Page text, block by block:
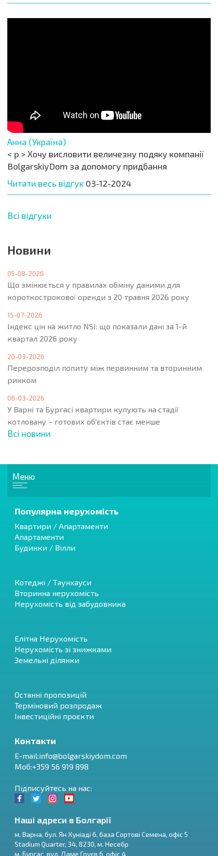
Анна (Україна)
< p > Хочу висловити величезну подяку компанії
BolgarskiyDom за допомогу придбання
Читати весь відгук 03-12-2024
Всі відгуки
Новини
05-08-2026
Що змінюється у правилах обміну даними для
короткострокової оренди з 20 травня 2026 року
15-07-2026
Індекс цін на житло NSI: що показали дані за 1-й
квартал 2026 року
20-03-2026
Перерозподіл попиту між первинним та вторинним
ринком
06-03-2026
У Варні та Бургасі квартири купують на стадії
котловану – готових об'єктів стає менше
Всі новини
Меню
Популярна нерухомість
Квартири / Апартаменти
Апартаменти
Будинки / Вілли
Котеджі / Таунхауси
Вторинна нерухомість
Нерухомість від забудовника
Елітна Нерухомість
Нерухомість зі знижками
Земельні ділянки
Останні пропозицій
Терміновий розпродаж
Інвестиційні проєкти
Контакти
E-mail:info@bolgarskiydom.com
Моб:+359 56 919 898
Підписуйтесь на нас:
Наші адреси в Болгарії
м. Варна, бул. Ян Хуніаді 6, база Сортові Семена, офіс 5
Stadium Quarter, 34, 8230, м. Несебр
м. Бургас, вул. Даме Груєв 6, офіс 4